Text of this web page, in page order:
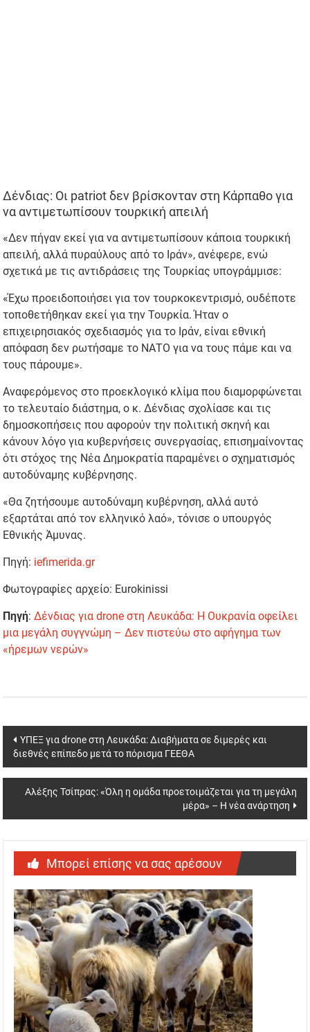
Δένδιας: Οι patriot δεν βρίσκονταν στη Κάρπαθο για
να αντιμετωπίσουν τουρκική απειλή
«Δεν πήγαν εκεί για να αντιμετωπίσουν κάποια τουρκική
απειλή, αλλά πυραύλους από το Ιράν», ανέφερε, ενώ
σχετικά με τις αντιδράσεις της Τουρκίας υπογράμμισε:
«Έχω προειδοποιήσει για τον τουρκοκεντρισμό, ουδέποτε
τοποθετήθηκαν εκεί για την Τουρκία. Ήταν ο
επιχειρησιακός σχεδιασμός για το Ιράν, είναι εθνική
απόφαση δεν ρωτήσαμε το ΝΑΤΟ για να τους πάμε και να
τους πάρουμε».
Αναφερόμενος στο προεκλογικό κλίμα που διαμορφώνεται
το τελευταίο διάστημα, ο κ. Δένδιας σχολίασε και τις
δημοσκοπήσεις που αφορούν την πολιτική σκηνή και
κάνουν λόγο για κυβερνήσεις συνεργασίας, επισημαίνοντας
ότι στόχος της Νέα Δημοκρατία παραμένει ο σχηματισμός
αυτοδύναμης κυβέρνησης.
«Θα ζητήσουμε αυτοδύναμη κυβέρνηση, αλλά αυτό
εξαρτάται από τον ελληνικό λαό», τόνισε ο υπουργός
Εθνικής Άμυνας.
Πηγή: iefimerida.gr
Φωτογραφίες αρχείο: Eurokinissi
Πηγή:Δένδιας για drone στη Λευκάδα: Η Ουκρανία οφείλει
μια μεγάλη συγγνώμη – Δεν πιστεύω στο αφήγημα των
«ήρεμων νερών»
Post
navigation
ΥΠΕΞ για drone στη Λευκάδα: Διαβήματα σε διμερές και
διεθνές επίπεδο μετά το πόρισμα ΓΕΕΘΑ
Αλέξης Τσίπρας: «Όλη η ομάδα προετοιμάζεται για τη μεγάλη
μέρα» – Η νέα ανάρτηση
Μπορεί επίσης να σας αρέσουν